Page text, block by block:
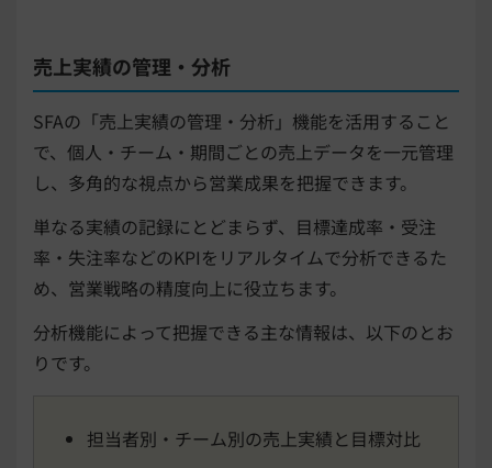
売上実績の管理・分析
SFAの「売上実績の管理・分析」機能を活用すること
で、個人・チーム・期間ごとの売上データを一元管理
し、多角的な視点から営業成果を把握できます。
単なる実績の記録にとどまらず、目標達成率・受注
率・失注率などのKPIをリアルタイムで分析できるた
め、営業戦略の精度向上に役立ちます。
分析機能によって把握できる主な情報は、以下のとお
りです。
担当者別・チーム別の売上実績と目標対比